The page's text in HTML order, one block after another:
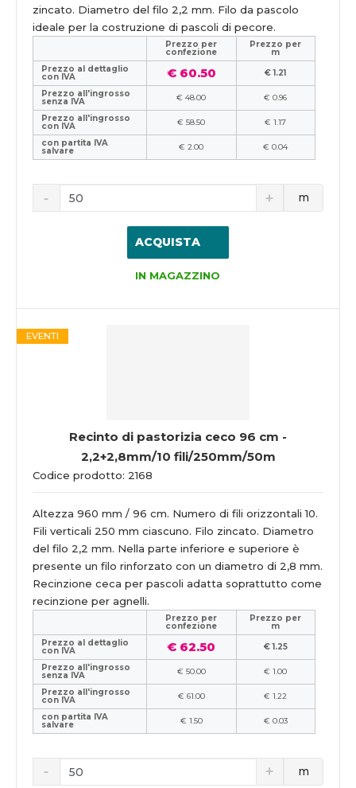
zincato. Diametro del filo 2,2 mm. Filo da pascolo
ideale per la costruzione di pascoli di pecore.
Prezzo per
confezione
Prezzo per
m
Prezzo al dettaglio
con IVA € 60.50
€ 1.21
Prezzo all'ingrosso
senza IVA € 48.00
€ 0.96
Prezzo all'ingrosso
con IVA € 58.50
€ 1.17
con partita IVA
salvare € 2.00 € 0.04
m
ACQUISTA
IN MAGAZZINO
Recinto di pastorizia ceco 96 cm -
2,2+2,8mm/10 fili/250mm/50m
Codice prodotto: 2168
EVENTI
Altezza 960 mm / 96 cm. Numero di fili orizzontali 10.
Fili verticali 250 mm ciascuno. Filo zincato. Diametro
del filo 2,2 mm. Nella parte inferiore e superiore è
presente un filo rinforzato con un diametro di 2,8 mm.
Recinzione ceca per pascoli adatta soprattutto come
recinzione per agnelli.
Prezzo per
confezione
Prezzo per
m
Prezzo al dettaglio
con IVA € 62.50
€ 1.25
Prezzo all'ingrosso
senza IVA € 50.00
€ 1.00
Prezzo all'ingrosso
con IVA € 61.00
€ 1.22
con partita IVA
salvare € 1.50 € 0.03
m